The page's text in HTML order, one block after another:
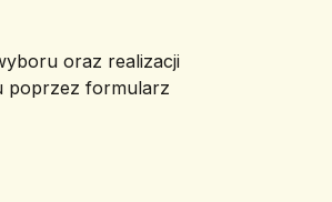
oraz realizacji
poprzez formularz